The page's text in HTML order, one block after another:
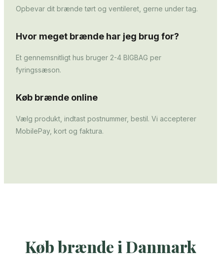
Opbevar dit brænde tørt og ventileret, gerne under tag.
Hvor meget brænde har jeg brug for?
Et gennemsnitligt hus bruger 2-4 BIGBAG per
fyringssæson.
Køb brænde online
Vælg produkt, indtast postnummer, bestil. Vi accepterer
MobilePay, kort og faktura.
Køb brænde i Danmark